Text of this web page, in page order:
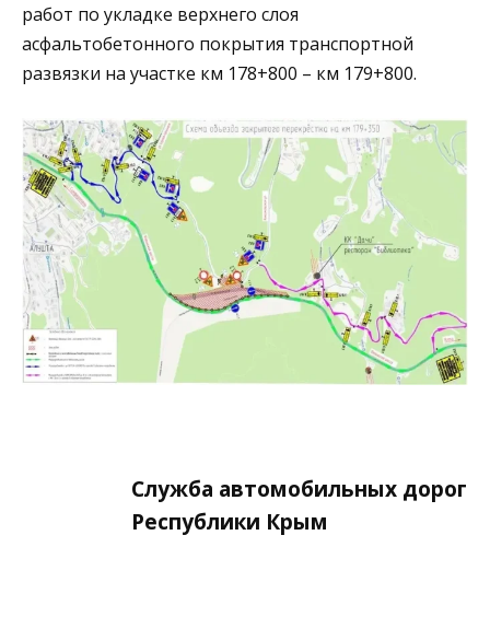
работ по укладке верхнего слоя
асфальтобетонного покрытия транспортной
развязки на участке км 178+800 – км 179+800.
Служба автомобильных дорог
Республики Крым